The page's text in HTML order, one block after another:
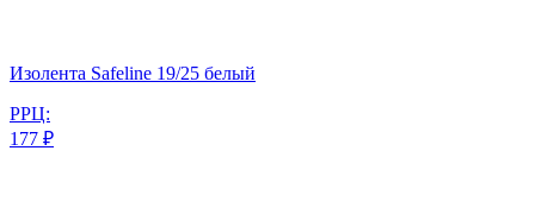
Изолента Safeline 19/25 белый
РРЦ:
177 ₽